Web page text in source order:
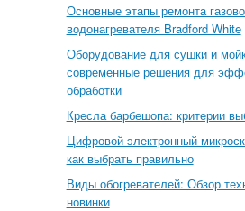
Основные этапы ремонта
водонагревателя Bradford White
Оборудование для сушки и
современные решения для
обработки
Кресла барбешопа: критерии
Цифровой электронный
как выбрать правильно
Виды обогревателей: Обзор
новинки